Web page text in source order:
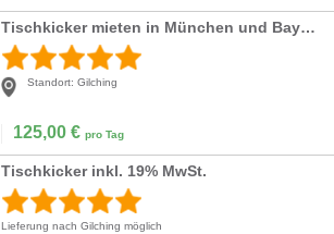
Tischkicker mieten in München und Bayern
Standort: Gilching
125,00 € pro Tag
Tischkicker inkl. 19% MwSt.
Lieferung nach Gilching möglich